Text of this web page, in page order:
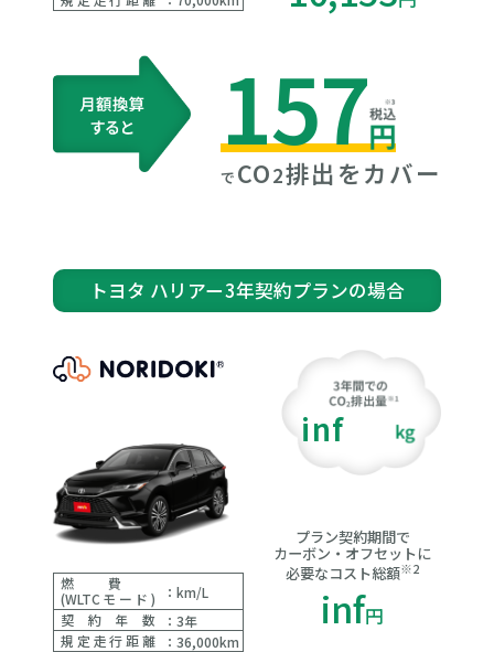
157
で CO2排出をカバー
燃費
(WLTCモード)
： km/L​​
契約年数
： 3年
規定走行距離
： 36,000km
トヨタ ハリアー3年契約プランの場合
inf
プラン契約期間で
カーボン・オフセットに
必要なコスト総額※2
inf円